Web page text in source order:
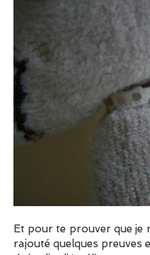
Et pour te prouver que je
rajouté quelques preuves